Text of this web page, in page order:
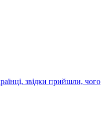
звідки прийшли, чого